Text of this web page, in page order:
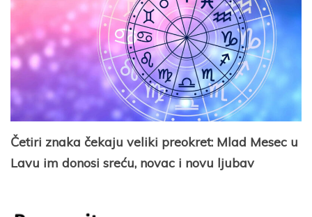
Četiri znaka čekaju veliki preokret: Mlad Mesec u
Lavu im donosi sreću, novac i novu ljubav